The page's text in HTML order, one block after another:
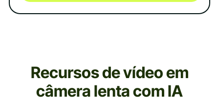
Recursos de vídeo em
câmera lenta com IA